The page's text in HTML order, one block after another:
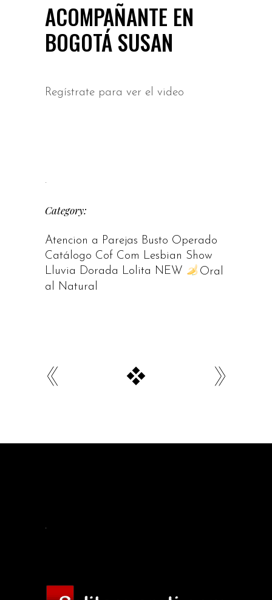
ACOMPAÑANTE EN
BOGOTÁ SUSAN
Regístrate para ver el video
.
Category:
Atencion a Parejas Busto Operado
Catálogo Cof Com Lesbian Show
Lluvia Dorada Lolita NEW
Oral
al Natural
.